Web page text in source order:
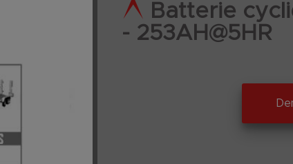
Batterie
- 253AH@5HR